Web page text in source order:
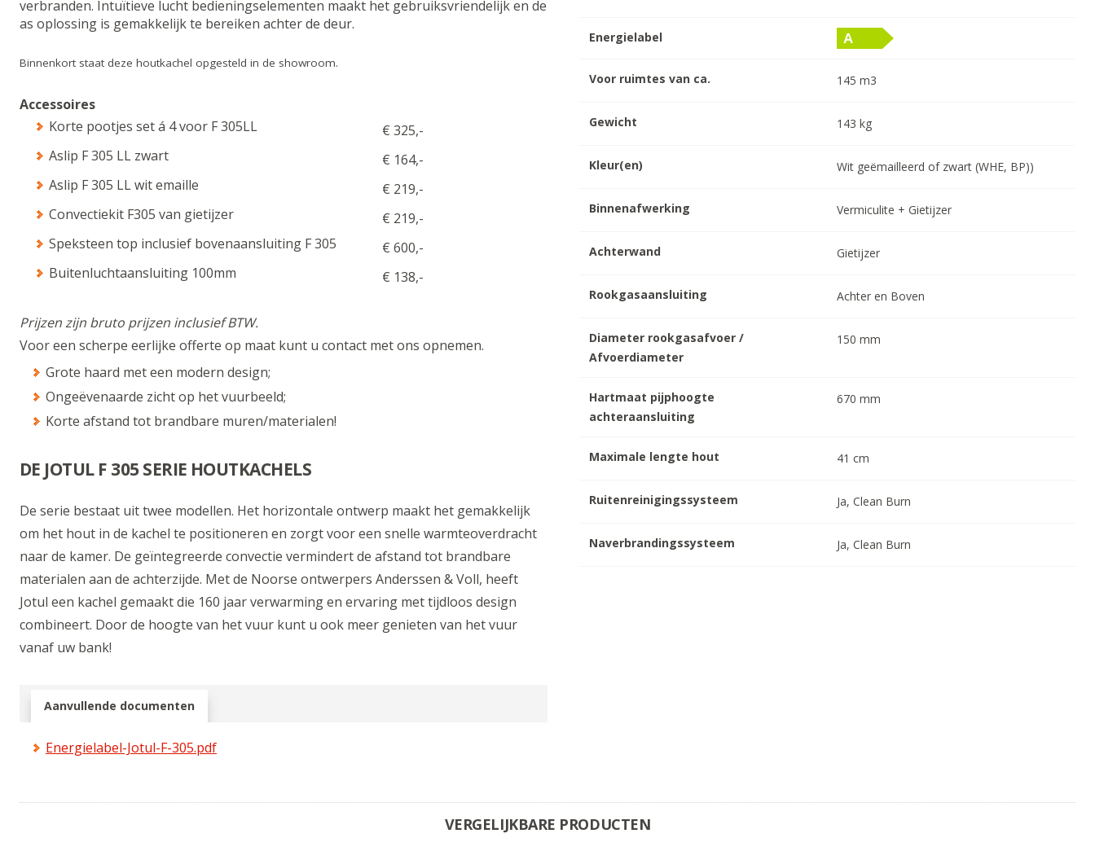
Energielabel
Voor ruimtes van ca. 145 m3
Gewicht 143 kg
Kleur(en) Wit geëmailleerd of zwart (WHE, BP))
Binnenafwerking Vermiculite + Gietijzer
Achterwand Gietijzer
Rookgasaansluiting Achter en Boven
Diameter rookgasafvoer /
Afvoerdiameter
150 mm
Hartmaat pijphoogte
achteraansluiting
670 mm
Maximale lengte hout 41 cm
Ruitenreinigingssysteem Ja, Clean Burn
Naverbrandingssysteem Ja, Clean Burn
verbranden. Intuïtieve lucht bedieningselementen maakt het gebruiksvriendelijk en de
as oplossing is gemakkelijk te bereiken achter de deur.
Binnenkort staat deze houtkachel opgesteld in de showroom.
Accessoires
Korte pootjes set á 4 voor F 305LL
€ 325,-
Aslip F 305 LL zwart
€ 164,-
Aslip F 305 LL wit emaille
€ 219,-
Convectiekit F305 van gietijzer
€ 219,-
Speksteen top inclusief bovenaansluiting F 305
€ 600,-
Buitenluchtaansluiting 100mm
€ 138,-
Prijzen zijn bruto prijzen inclusief BTW.
Voor een scherpe eerlijke offerte op maat kunt u contact met ons opnemen.
Grote haard met een modern design;
Ongeëvenaarde zicht op het vuurbeeld;
Korte afstand tot brandbare muren/materialen!
DE JOTUL F 305 SERIE HOUTKACHELS
De serie bestaat uit twee modellen. Het horizontale ontwerp maakt het gemakkelijk
om het hout in de kachel te positioneren en zorgt voor een snelle warmteoverdracht
naar de kamer. De geïntegreerde convectie vermindert de afstand tot brandbare
materialen aan de achterzijde. Met de Noorse ontwerpers Anderssen & Voll, heeft
Jotul een kachel gemaakt die 160 jaar verwarming en ervaring met tijdloos design
combineert. Door de hoogte van het vuur kunt u ook meer genieten van het vuur
vanaf uw bank!
Aanvullende documenten
Energielabel-Jotul-F-305.pdf
VERGELIJKBARE PRODUCTEN